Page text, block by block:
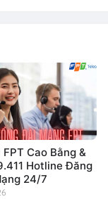
Cao Bằng &
Hotline Đăng
24/7